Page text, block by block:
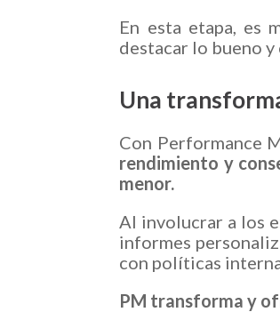
En esta etapa, es
destacar lo bueno
Una
Con Performance
rendimiento y
menor.
Al involucrar a los
informes
con políticas
PM transforma y